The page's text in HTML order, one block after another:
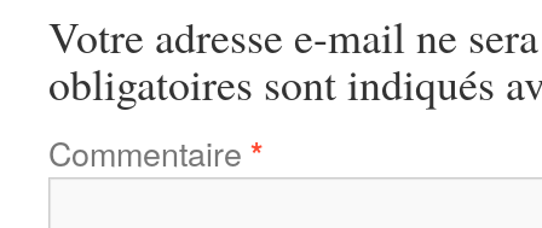
Votre adresse e-mail ne
obligatoires sont indiqués
Commentaire *